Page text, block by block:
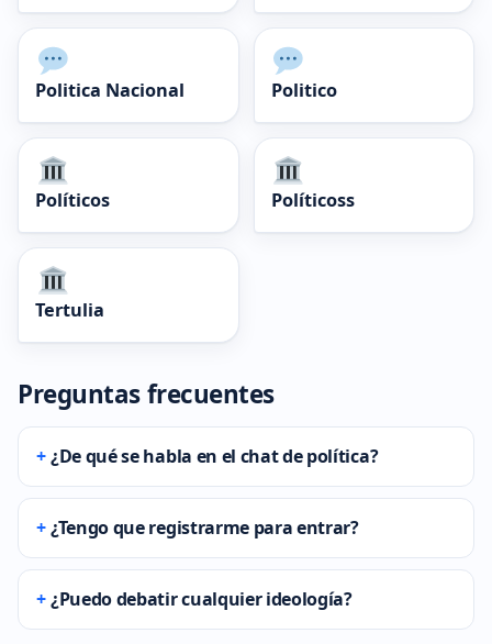
Politica Nacional Politico
Políticos Políticoss
Tertulia
Preguntas frecuentes
¿De qué se habla en el chat de política?
¿Tengo que registrarme para entrar?
¿Puedo debatir cualquier ideología?